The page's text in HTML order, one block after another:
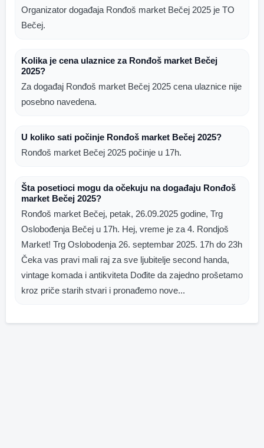
Organizator događaja Ronđoš market Bečej 2025 je TO
Bečej.
Kolika je cena ulaznice za Ronđoš market Bečej
2025?
Za događaj Ronđoš market Bečej 2025 cena ulaznice nije
posebno navedena.
U koliko sati počinje Ronđoš market Bečej 2025?
Ronđoš market Bečej 2025 počinje u 17h.
Šta posetioci mogu da očekuju na događaju Ronđoš
market Bečej 2025?
Ronđoš market Bečej, petak, 26.09.2025 godine, Trg
Oslobođenja Bečej u 17h. Hej, vreme je za 4. Rondjoš
Market! Trg Oslobodenja 26. septembar 2025. 17h do 23h
Čeka vas pravi mali raj za sve ljubitelje second handa,
vintage komada i antikviteta Dođite da zajedno prošetamo
kroz priče starih stvari i pronađemo nove...